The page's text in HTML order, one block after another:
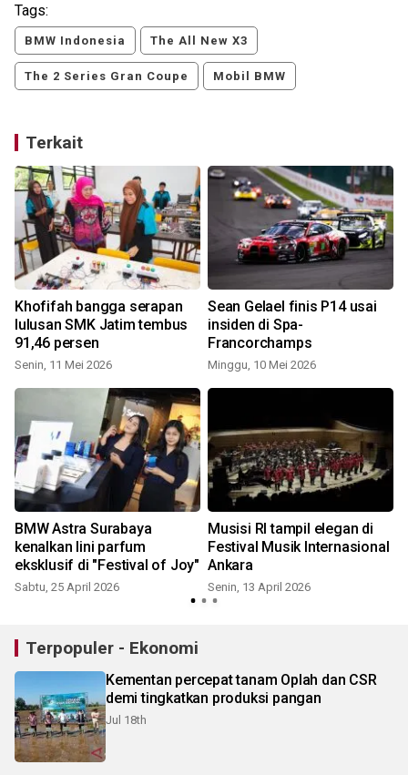
Tags:
BMW Indonesia The All New X3
The 2 Series Gran Coupe Mobil BMW
Terkait
Khofifah bangga serapan
lulusan SMK Jatim tembus
91,46 persen
Senin, 11 Mei 2026
Sean Gelael finis P14 usai
insiden di Spa-
Francorchamps
Minggu, 10 Mei 2026
BMW Astra Surabaya
kenalkan lini parfum
eksklusif di "Festival of Joy"
Sabtu, 25 April 2026
Musisi RI tampil elegan di
Festival Musik Internasional
Ankara
Senin, 13 April 2026
Terpopuler - Ekonomi
Kementan percepat tanam Oplah dan CSR
demi tingkatkan produksi pangan
Jul 18th